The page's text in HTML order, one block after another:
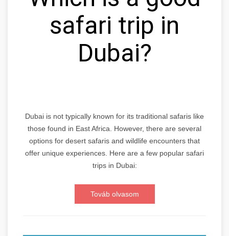
safari trip in
Dubai?
Dubai is not typically known for its traditional safaris like
those found in East Africa. However, there are several
options for desert safaris and wildlife encounters that
offer unique experiences. Here are a few popular safari
trips in Dubai:
Továb olvasom